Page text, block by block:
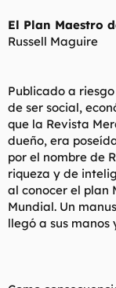
El Plan Maestro
Russell Maguire
Publicado a
de ser social,
que la Revista
dueño, era
por el nombre de
riqueza y de
al conocer el plan
Mundial. Un
llegó a sus